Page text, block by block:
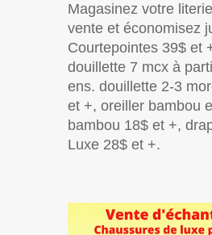
Magasinez votre
vente et économisez
Courtepointes 39$ et
douillette 7 mcx à
ens. douillette 2-3
et +, oreiller bambou
bambou 18$ et +,
Luxe 28$ et +.